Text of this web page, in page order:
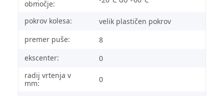
območje:
pokrov kolesa:
velik plastičen pokrov
premer puše:
8
ekscenter:
0
radij vrtenja v
mm:
0